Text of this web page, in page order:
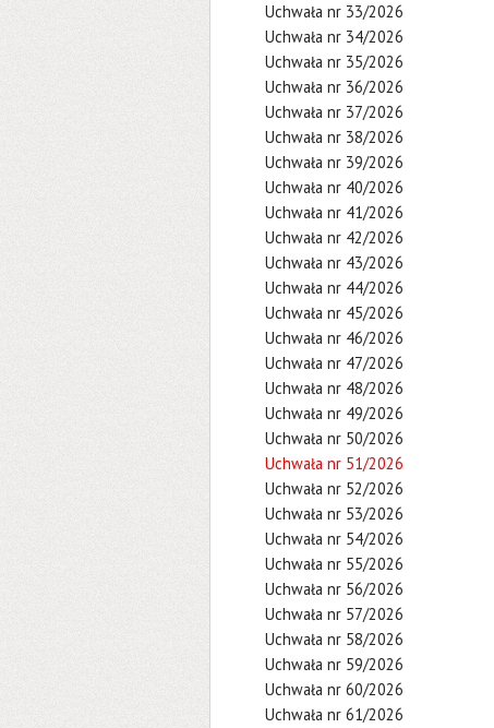
Uchwała nr 33/2026
Uchwała nr 34/2026
Uchwała nr 35/2026
Uchwała nr 36/2026
Uchwała nr 37/2026
Uchwała nr 38/2026
Uchwała nr 39/2026
Uchwała nr 40/2026
Uchwała nr 41/2026
Uchwała nr 42/2026
Uchwała nr 43/2026
Uchwała nr 44/2026
Uchwała nr 45/2026
Uchwała nr 46/2026
Uchwała nr 47/2026
Uchwała nr 48/2026
Uchwała nr 49/2026
Uchwała nr 50/2026
Uchwała nr 51/2026
Uchwała nr 52/2026
Uchwała nr 53/2026
Uchwała nr 54/2026
Uchwała nr 55/2026
Uchwała nr 56/2026
Uchwała nr 57/2026
Uchwała nr 58/2026
Uchwała nr 59/2026
Uchwała nr 60/2026
Uchwała nr 61/2026